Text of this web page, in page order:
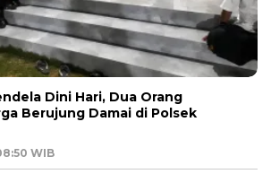
Dini Hari, Dua Orang
Berujung Damai di Polsek
WIB